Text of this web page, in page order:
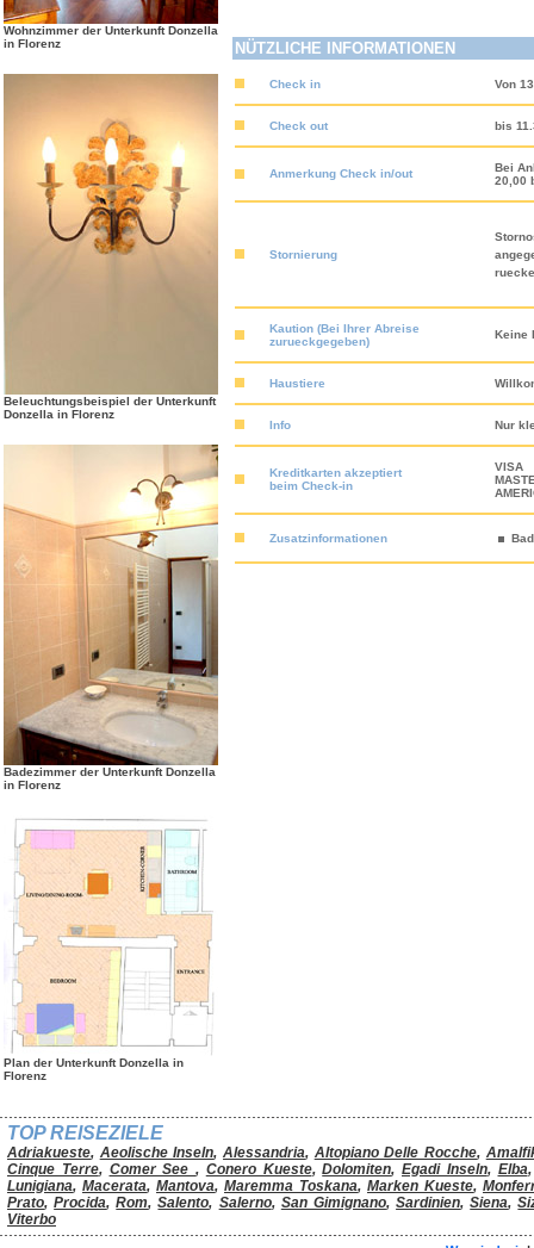
Wohnzimmer der Unterkunft Donzella
in Florenz
Beleuchtungsbeispiel der Unterkunft
Donzella in Florenz
Badezimmer der Unterkunft Donzella
in Florenz
Plan der Unterkunft Donzella in
Florenz
NÜTZLICHE INFORMATIONEN
Check in Von
Check out bis
Anmerkung Check in/out
Bei
20,00
Stornierung
Kaution (Bei Ihrer Abreise
zurueckgegeben)
Keine
Haustiere
Info Nur
Kreditkarten akzeptiert
beim Check-in
VISA
Zusatzinformationen
TOP REISEZIELE
Adriakueste, Aeolische Inseln,Alessandria, Altopiano Delle Rocche,
Cinque Terre, Comer See , Conero Kueste,Dolomiten, Egadi Inseln, Elba
Lunigiana, Macerata, Mantova, Maremma Toskana, Marken Kueste,
Prato,Procida,Rom,Salento, Salerno, San Gimignano,Sardinien,Siena,
Viterbo